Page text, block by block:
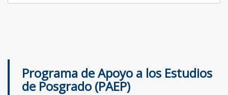
Programa de Apoyo a los Estudios
de Posgrado (PAEP)